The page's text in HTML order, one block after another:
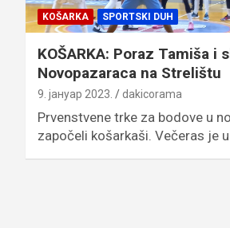
KOŠARKA SPORTSKI DUH
KOŠARKA: Poraz Tamiša i
Novopazaraca na Strelištu
9. јануар 2023. dakicorama
Prvenstvene trke za bodove u
započeli košarkaši. Večeras je